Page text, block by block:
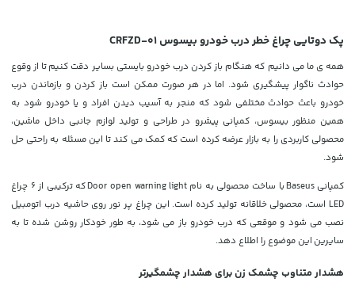
پک دوتایی چراغ خطر درب خودرو بیسوس CRFZD-01
همه ی ما می دانیم که هنگام باز کردن درب خودرو بایستی بسایر دقت کنیم تا از وقوع
حوادث ناگوار پیشگیری شود. اما در هر صورت ممکن است باز کردن و بازماندن درب
خودرو باعث حوادث مختلفی شود که منجر به آسیب دیدن افراد و یا خودرو شود به
همین منظور بیسوس، کمپانی پیشرو در طراحی و تولید لوازم جانبی داخل ماشین،
محصولی کاربردی را به بازار عرضه کرده است که کمک می کند تا این مسئله به راحتی حل
شود.
کمپانی Baseus با ساخت محصولی به نام Door open warning light که
ترکیبی از 6 چراغ
LED است، محصولی خلاقانه تولید کرده است. این چراغ پر نور روی حاشیه درب اتومبیل
نصب می شود و موقعی که درب خودرو باز می شود، به طور خودکار روشن شده تا به
سایرین این موضوع را اطلاع دهد.
هشدار متناوب چشمک زن برای هشدار چشمگیرتر